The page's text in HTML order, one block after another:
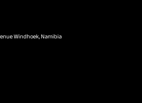
Windhoek, Namibia